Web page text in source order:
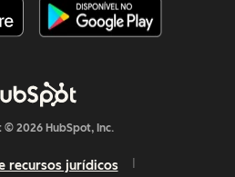
2026 HubSpot, Inc.
recursos jurídicos